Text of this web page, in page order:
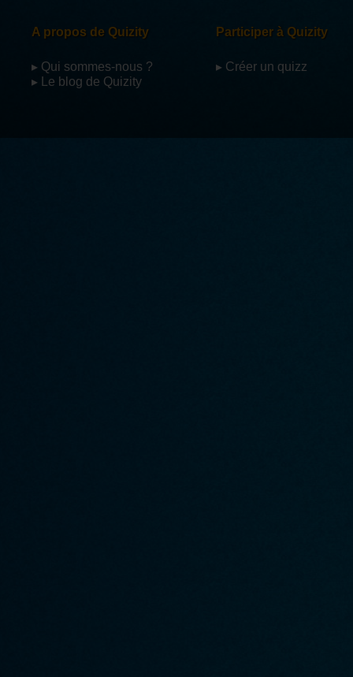
A propos de Quizity
▸ Qui sommes-nous ?
▸ Le blog de Quizity
Participer à Quizity
▸ Créer un quizz